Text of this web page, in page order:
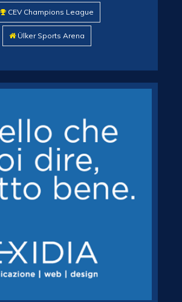
CEV Champions League
Ülker Sports Arena